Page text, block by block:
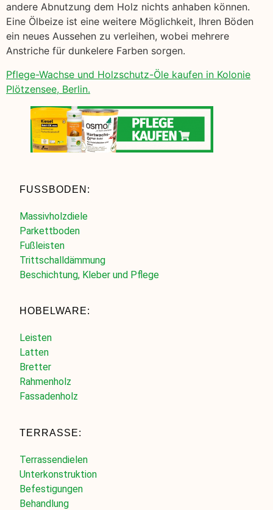
andere Abnutzung dem Holz nichts anhaben können.
Eine Ölbeize ist eine weitere Möglichkeit, Ihren Böden
ein neues Aussehen zu verleihen, wobei mehrere
Anstriche für dunkelere Farben sorgen.
Pflege-Wachse und Holzschutz-Öle kaufen in Kolonie
Plötzensee, Berlin.
FUSSBODEN:
Massivholzdiele
Parkettboden
Fußleisten
Trittschalldämmung
Beschichtung, Kleber und Pflege
HOBELWARE:
Leisten
Latten
Bretter
Rahmenholz
Fassadenholz
TERRASSE:
Terrassendielen
Unterkonstruktion
Befestigungen
Behandlung